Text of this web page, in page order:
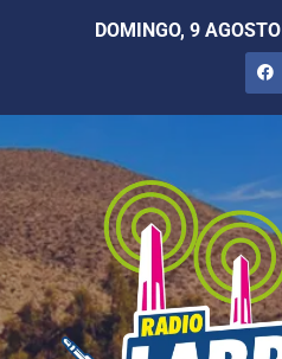
DOMINGO, 9